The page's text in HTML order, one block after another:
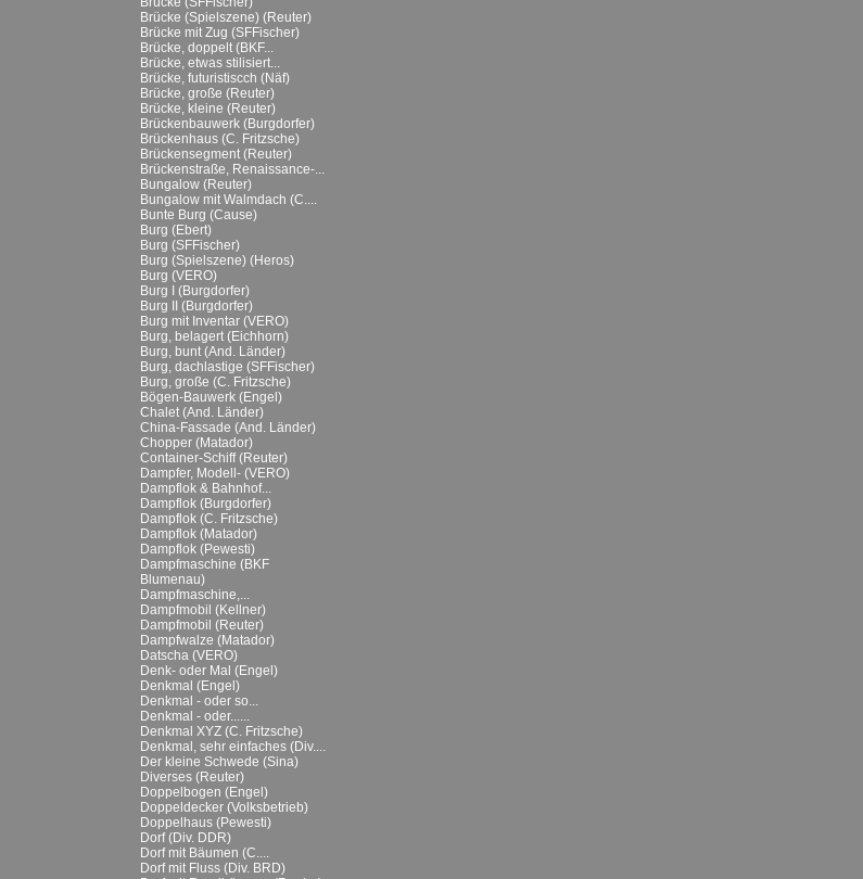
Brücke (Spielszene) (Reuter)
Brücke mit Zug (SFFischer)
Brücke, doppelt (BKF...
Brücke, etwas stilisiert...
Brücke, futuristiscch (Näf)
Brücke, große (Reuter)
Brücke, kleine (Reuter)
Brückenbauwerk (Burgdorfer)
Brückenhaus (C. Fritzsche)
Brückensegment (Reuter)
Brückenstraße, Renaissance-...
Bungalow (Reuter)
Bungalow mit Walmdach (C....
Bunte Burg (Cause)
Burg (Ebert)
Burg (SFFischer)
Burg (Spielszene) (Heros)
Burg (VERO)
Burg I (Burgdorfer)
Burg II (Burgdorfer)
Burg mit Inventar (VERO)
Burg, belagert (Eichhorn)
Burg, bunt (And. Länder)
Burg, dachlastige (SFFischer)
Burg, große (C. Fritzsche)
Bögen-Bauwerk (Engel)
Chalet (And. Länder)
China-Fassade (And. Länder)
Chopper (Matador)
Container-Schiff (Reuter)
Dampfer, Modell- (VERO)
Dampflok & Bahnhof...
Dampflok (Burgdorfer)
Dampflok (C. Fritzsche)
Dampflok (Matador)
Dampflok (Pewesti)
Dampfmaschine (BKF
Blumenau)
Dampfmaschine,...
Dampfmobil (Kellner)
Dampfmobil (Reuter)
Dampfwalze (Matador)
Datscha (VERO)
Denk- oder Mal (Engel)
Denkmal (Engel)
Denkmal - oder so...
Denkmal - oder......
Denkmal XYZ (C. Fritzsche)
Denkmal, sehr einfaches (Div....
Der kleine Schwede (Sina)
Diverses (Reuter)
Doppelbogen (Engel)
Doppeldecker (Volksbetrieb)
Doppelhaus (Pewesti)
Dorf (Div. DDR)
Dorf mit Bäumen (C....
Dorf mit Fluss (Div. BRD)